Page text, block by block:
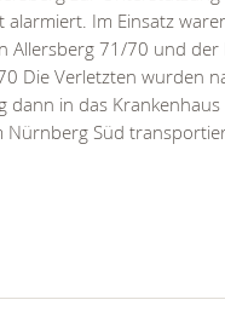
alarmiert. Im Einsatz
Allersberg 71/70 und der
Die Verletzten wurden
dann in das
Nürnberg Süd